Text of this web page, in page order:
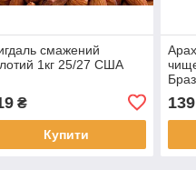
смажений
1кг 25/27 США
₴
Купити
139